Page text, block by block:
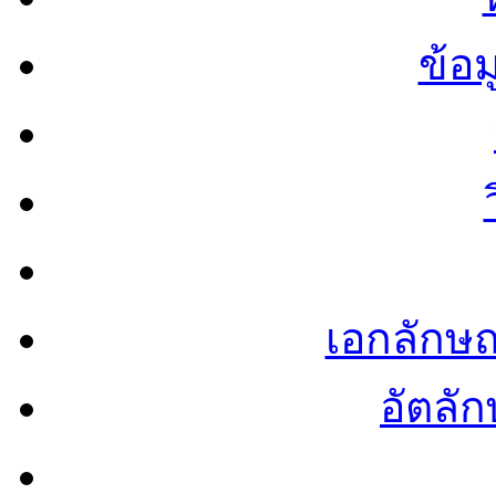
ข้อ
เอกลัก
อัตลั